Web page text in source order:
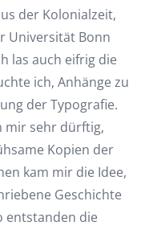
der Kolonialzeit,
Universität Bonn
las auch eifrig die
ich, Anhänge zu
der Typografie.
mir sehr dürftig,
Kopien der
kam mir die Idee,
Geschichte
entstanden die